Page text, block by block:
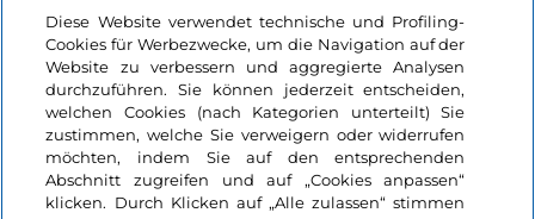
Login
Bleiben wir in Kontakt
Diese Website verwendet technische und Profiling-
Cookies für Werbezwecke, um die Navigation auf der
Website zu verbessern und aggregierte Analysen
durchzuführen. Sie können jederzeit entscheiden,
welchen Cookies (nach Kategorien unterteilt) Sie
zustimmen, welche Sie verweigern oder widerrufen
möchten, indem Sie auf den entsprechenden
Abschnitt zugreifen und auf „Cookies anpassen“
klicken. Durch Klicken auf „Alle zulassen“ stimmen